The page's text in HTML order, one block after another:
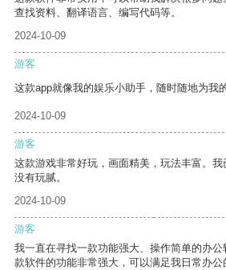
查找资料、翻译语言、编写代码等。
2024-10-09
游客
这款app就像我的娱乐小助手，随时随地为我
2024-10-09
游客
这款游戏非常好玩，画面精美，玩法丰富。
没有玩腻。
2024-10-09
游客
我一直在寻找一款功能强大、操作简单的办
款软件的功能非常强大，可以满足我日常办